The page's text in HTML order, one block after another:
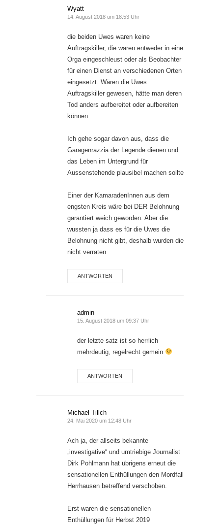
Wyatt
14. August 2018 um 18:53 Uhr
die beiden Uwes waren keine
Auftragskiller, die waren entweder in eine
Orga eingeschleust oder als Beobachter
für einen Dienst an verschiedenen Orten
eingesetzt. Wären die Uwes
Auftragskiller gewesen, hätte man deren
Tod anders aufbereitet oder aufbereiten
können
Ich gehe sogar davon aus, dass die
Garagenrazzia der Legende dienen und
das Leben im Untergrund für
Aussenstehende plausibel machen sollte
Einer der KamaradenInnen aus dem
engsten Kreis wäre bei DER Belohnung
garantiert weich geworden. Aber die
wussten ja dass es für die Uwes die
Belohnung nicht gibt, deshalb wurden die
nicht verraten
ANTWORTEN
admin
15. August 2018 um 09:37 Uhr
der letzte satz ist so herrlich
mehrdeutig, regelrecht gemein
ANTWORTEN
Michael Tillch
24. Mai 2020 um 12:48 Uhr
Ach ja, der allseits bekannte
„investigative“ und umtriebige Journalist
Dirk Pohlmann hat übrigens erneut die
sensationellen Enthüllungen den Mordfall
Herrhausen betreffend verschoben.
Erst waren die sensationellen
Enthüllungen für Herbst 2019